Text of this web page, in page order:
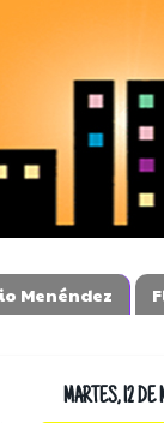
Menéndez
MARTES, 12 DE